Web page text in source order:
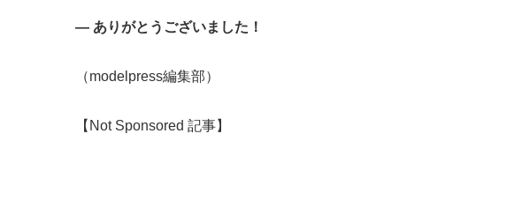
― ありがとうございました！
（modelpress編集部）
【Not Sponsored 記事】